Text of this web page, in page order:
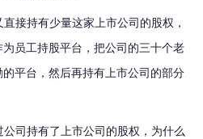
接持有少量这家上市公司的股权，
员工持股平台，把公司的三十个老
平台，然后再持有上市公司的部分
司持有了上市公司的股权，为什么